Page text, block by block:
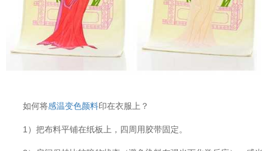
如何将感温变色颜料印在衣服上？
1）把布料平铺在纸板上，四周用胶带固定。